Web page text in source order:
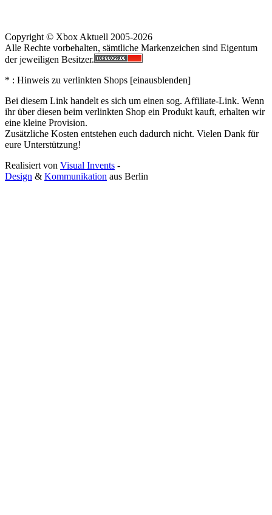
Copyright © Xbox Aktuell 2005-2026
Alle Rechte vorbehalten, sämtliche Markenzeichen sind Eigentum
der jeweiligen Besitzer.
* : Hinweis zu verlinkten Shops [einausblenden]
Bei diesem Link handelt es sich um einen sog. Affiliate-Link. Wenn
ihr über diesen beim verlinkten Shop ein Produkt kauft, erhalten wir
eine kleine Provision.
Zusätzliche Kosten entstehen euch dadurch nicht. Vielen Dank für
eure Unterstützung!
Realisiert von Visual Invents -
Design & Kommunikation aus Berlin